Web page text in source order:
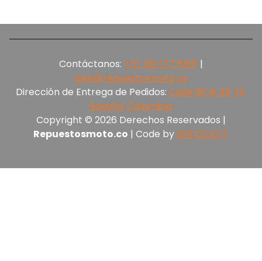
Contáctanos: +57 301 177 5165‬ |
web@repuestosmoto.co
Dirección de Entrega de Pedidos: Calle 66 # 25-15,
Bogotá, Colombia.
Copyright © 2026 Derechos Reservados |
Repuestosmoto.co | Code bySERVICIO.IT